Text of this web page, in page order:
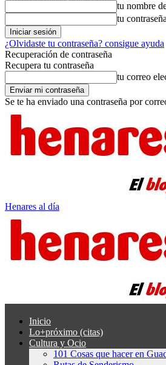
tu nombre
tu contraseña
¿Olvidaste tu contraseña? consigue ayuda
Recuperación de contraseña
Recupera tu contraseña
tu correo
Se te ha enviado una contraseña por
Henares al día
Inicio
Lo+próximo (citas)
Cultura y Ocio
101 Cosas que hacer en